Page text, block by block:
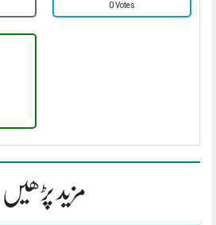
0 Votes
مزید پڑھیں